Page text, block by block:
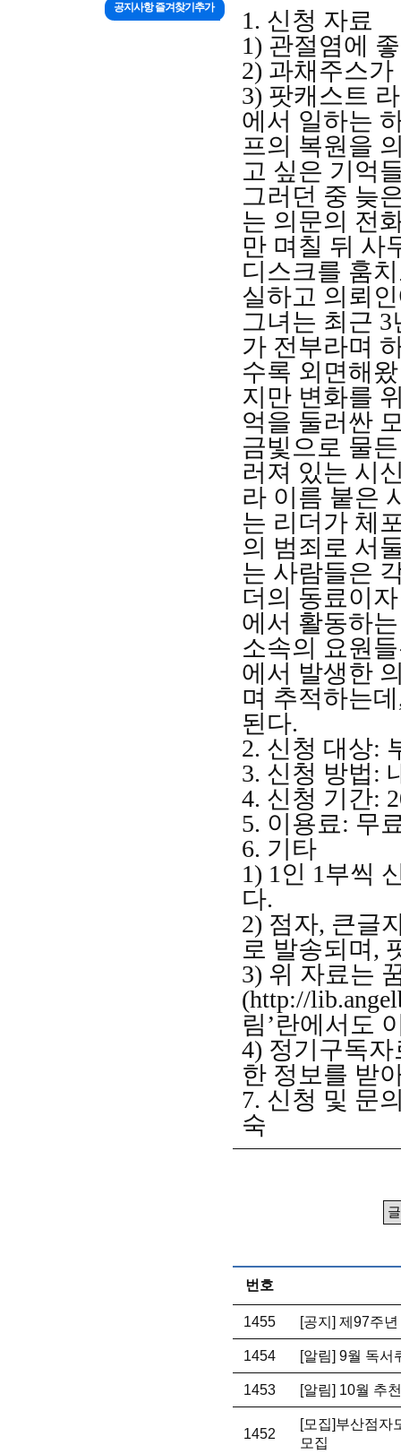
1. 신청 자료
1) 관절염에
2) 과채주스
3) 팟캐스트
에서 일하는
프의 복원을
고 싶은 기억
그러던 중 늦
는 의문의 전
만 며칠 뒤 사
디스크를 훔
실하고 의뢰
그녀는 최근 3
가 전부라며
수록 외면해
지만 변화를
억을 둘러싼
금빛으로 물
러져 있는 시
라 이름 붙은
는 리더가 체
의 범죄로 서
는 사람들은
더의 동료이
에서 활동하
소속의 요원
에서 발생한
며 추적하는데
된다.
2. 신청 대상:
3. 신청 방법:
4. 신청 기간:
5. 이용료: 무
6. 기타
1) 1 인 1 부씩
다.
2) 점자, 큰글
로 발송되며,
3) 위 자료는
(http://
림’란에서도
4) 정기구독
한 정보를 받
7. 신청 및 문
숙
번호
1455 [공지] 제97주
1454 [알림] 9월 독서
1453 [알림] 10월 추
1452
[모집]부산점자
모집
공지사항 즐겨찾기추가